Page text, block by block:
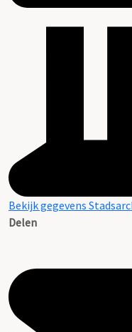
Bekijk gegevens
Delen